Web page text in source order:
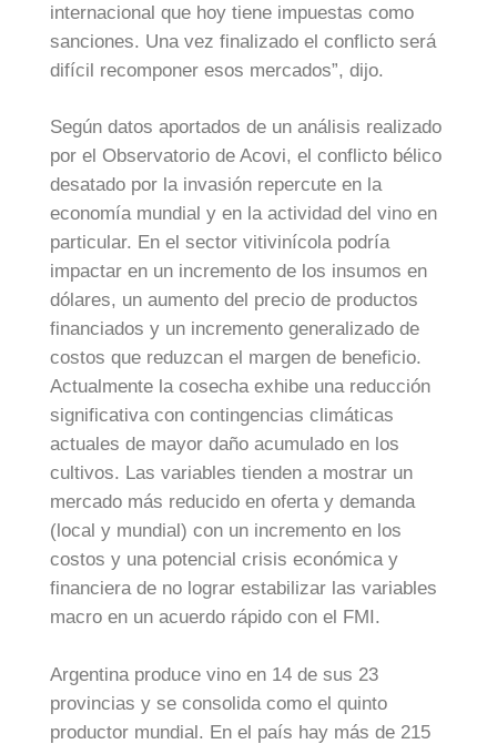
internacional que hoy tiene impuestas como
sanciones. Una vez finalizado el conflicto será
difícil recomponer esos mercados”, dijo.
Según datos aportados de un análisis realizado
por el Observatorio de Acovi, el conflicto bélico
desatado por la invasión repercute en la
economía mundial y en la actividad del vino en
particular. En el sector vitivinícola podría
impactar en un incremento de los insumos en
dólares, un aumento del precio de productos
financiados y un incremento generalizado de
costos que reduzcan el margen de beneficio.
Actualmente la cosecha exhibe una reducción
significativa con contingencias climáticas
actuales de mayor daño acumulado en los
cultivos. Las variables tienden a mostrar un
mercado más reducido en oferta y demanda
(local y mundial) con un incremento en los
costos y una potencial crisis económica y
financiera de no lograr estabilizar las variables
macro en un acuerdo rápido con el FMI.
Argentina produce vino en 14 de sus 23
provincias y se consolida como el quinto
productor mundial. En el país hay más de 215